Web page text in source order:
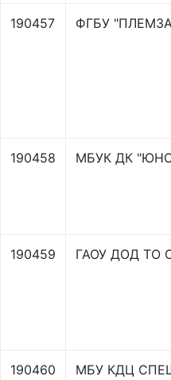
190457 ФГБУ
190458 МБУК ДК
190459 ГАОУ ДОД ТО
190460
МБУ КДЦ